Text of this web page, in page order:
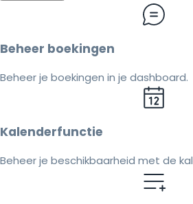
Beheer boekingen
Beheer je boekingen in je dashboard.
Kalenderfunctie
Beheer je beschikbaarheid met de